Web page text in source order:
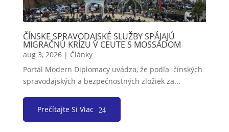
ČÍNSKE SPRAVODAJSKÉ SLUŽBY SPÁJAJÚ
MIGRAČNÚ KRÍZU V CEUTE S MOSSADOM
aug 3, 2026| Články
Portál Modern Diplomacy uvádza, že podľa čínských
spravodajských a bezpečnostných zložiek za...
Prečítajte Si Viac